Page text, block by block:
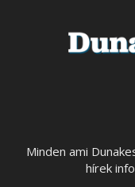
Minden ami
hírek